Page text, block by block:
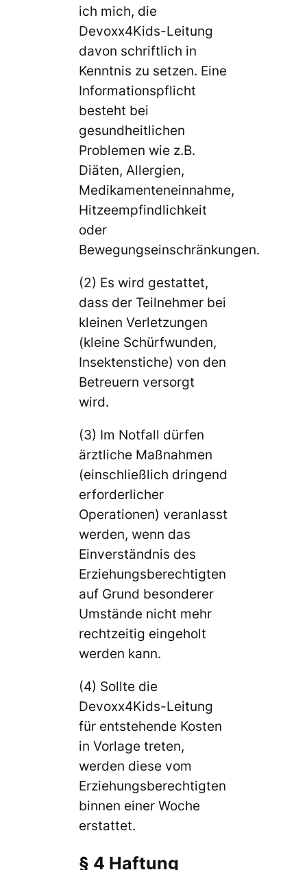
ich mich, die
Devoxx4Kids-Leitung
davon schriftlich in
Kenntnis zu setzen. Eine
Informationspflicht
besteht bei
gesundheitlichen
Problemen wie z.B.
Diäten, Allergien,
Medikamenteneinnahme,
Hitzeempfindlichkeit
oder
Bewegungseinschränkungen.
(2) Es wird gestattet,
dass der Teilnehmer bei
kleinen Verletzungen
(kleine Schürfwunden,
Insektenstiche) von den
Betreuern versorgt
wird.
(3) Im Notfall dürfen
ärztliche Maßnahmen
(einschließlich dringend
erforderlicher
Operationen) veranlasst
werden, wenn das
Einverständnis des
Erziehungsberechtigten
auf Grund besonderer
Umstände nicht mehr
rechtzeitig eingeholt
werden kann.
(4) Sollte die
Devoxx4Kids-Leitung
für entstehende Kosten
in Vorlage treten,
werden diese vom
Erziehungsberechtigten
binnen einer Woche
erstattet.
§ 4 Haftung